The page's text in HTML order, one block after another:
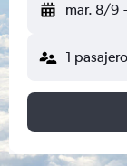
mar. 8/9 -
1